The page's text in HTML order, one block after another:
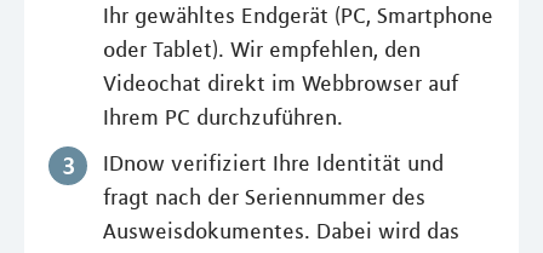
Ihr gewähltes Endgerät (PC, Smartphone
oder Tablet). Wir empfehlen, den
Videochat direkt im Webbrowser auf
Ihrem PC durchzuführen.
IDnow verifiziert Ihre Identität und
fragt nach der Seriennummer des
Ausweisdokumentes. Dabei wird das